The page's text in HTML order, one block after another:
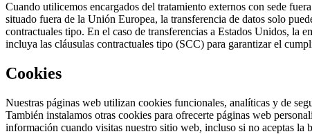
Cuando utilicemos encargados del tratamiento externos con sede
situado fuera de la Unión Europea, la transferencia de datos solo
contractuales tipo. En el caso de transferencias a Estados Unidos, la
incluya las cláusulas contractuales tipo (SCC) para garantizar el
Cookies
Nuestras páginas web utilizan cookies funcionales, analíticas y de
También instalamos otras cookies para ofrecerte páginas web
información cuando visitas nuestro sitio web, incluso si no aceptas la